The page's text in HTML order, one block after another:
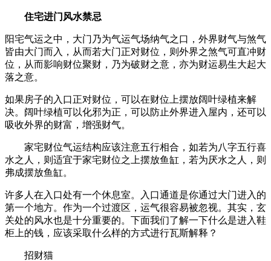
住宅进门风水禁忌
阳宅气运之中，大门乃为气运气场纳气之口，外界财气与煞气
皆由大门而入，从而若大门正对财位，则外界之煞气可直冲财
位，从而影响财位聚财，乃为破财之意，亦为财运易生大起大
落之意。
如果房子的入口正对财位，可以在财位上摆放阔叶绿植来解
决。阔叶绿植可以化邪为正，可以防止外界进入屋内，还可以
吸收外界的财富，增强财气。
家宅财位气运结构应该注意五行相合，如若为八字五行喜
水之人，则适宜于家宅财位之上摆放鱼缸，若为厌水之人，则
弗成摆放鱼缸。
许多人在入口处有一个休息室。入口通道是你通过大门进入的
第一个地方。作为一个过渡区，运气很容易被忽视。其实，玄
关处的风水也是十分重要的。下面我们了解一下什么是进入鞋
柜上的钱，应该采取什么样的方式进行瓦斯解释？
招财猫